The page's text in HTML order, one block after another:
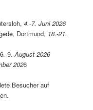
4.-7. Juni 2026
Dortmund, 18.-21.
.-9. August 2026
2026
Besucher auf